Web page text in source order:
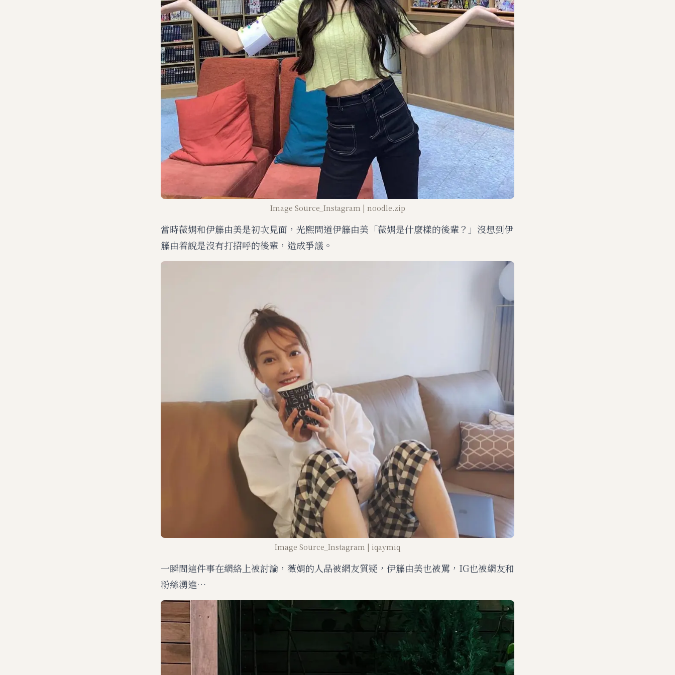
Image Source_Instagram | noodle.zip
當時薇娟和伊籐由美是初次見面，光熙問道伊籐由美「薇娟是什麼樣的後輩？」沒想到伊
籐由着說是沒有打招呼的後輩，造成爭議。
Image Source_Instagram | iqaymiq
一瞬間這件事在網絡上被討論，薇娟的人品被網友質疑，伊籐由美也被罵，IG也被網友和
粉絲湧進…